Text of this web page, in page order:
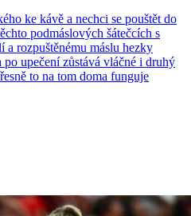
ke kávě a nechci se pouštět do
podmáslových šátečcích s
rozpuštěnému máslu hezky
po upečení zůstává vláčné i druhý
to na tom doma funguje